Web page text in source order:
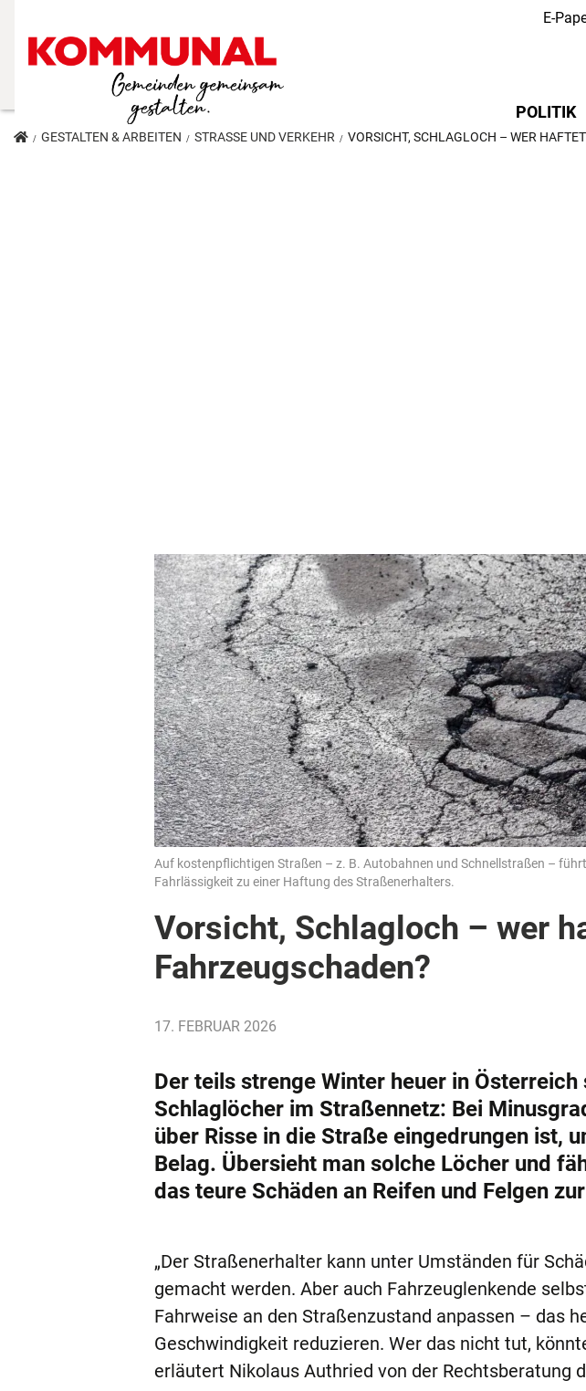
E-
Main
POLITIK
GESTALTEN & ARBEITEN STRASSE UND VERKEHR VORSICHT, SCHLAGLOCH – WER
Auf kostenpflichtigen Straßen – z. B. Autobahnen und Schnellstraßen –
Fahrlässigkeit zu einer Haftung des Straßenerhalters.
Vorsicht, Schlagloch – wer
Fahrzeugschaden?
17. FEBRUAR 2026
Der teils strenge Winter heuer in
Schlaglöcher im Straßennetz: Bei
über Risse in die Straße eingedrungen ist,
Belag. Übersieht man solche Löcher und
das teure Schäden an Reifen und Felgen
„Der Straßenerhalter kann unter Umständen für
gemacht werden. Aber auch Fahrzeuglenkende
Fahrweise an den Straßenzustand anpassen – das
Geschwindigkeit reduzieren. Wer das nicht tut,
erläutert Nikolaus Authried von der Rechtsberatung